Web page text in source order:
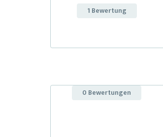
1 Bewertung
0 Bewertungen